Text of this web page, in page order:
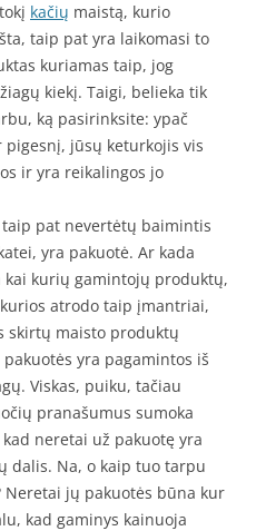
kačių maistą, kurio
taip pat yra laikomasi to
kuriamas taip, jog
kiekį. Taigi, belieka tik
ką pasirinksite: ypač
jūsų keturkojis vis
ir yra reikalingos jo
pat nevertėtų baimintis
yra pakuotė. Ar kada
kai kurių gamintojų produktų,
atrodo taip įmantriai,
skirtų maisto produktų
yra pagamintos iš
Viskas, puiku, tačiau
pranašumus sumoka
neretai už pakuotę yra
dalis. Na, o kaip tuo tarpu
jų pakuotės būna kur
kad gaminys kainuoja